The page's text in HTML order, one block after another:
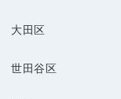
大田区
世田谷区